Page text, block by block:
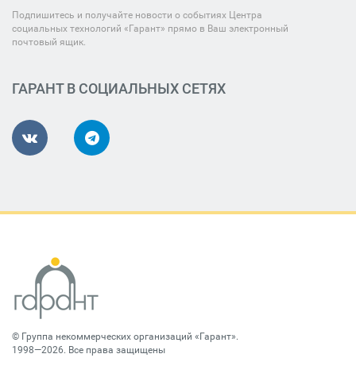
Подпишитесь и получайте новости о событиях Центра
социальных технологий «Гарант» прямо в Ваш электронный
почтовый ящик.
ГАРАНТ В СОЦИАЛЬНЫХ СЕТЯХ
© Группа некоммерческих организаций «Гарант».
1998—2026. Все права защищены